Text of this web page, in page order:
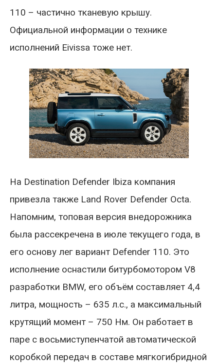
110 – частично тканевую крышу.
Официальной информации о технике
исполнений Eivissa тоже нет.
На Destination Defender Ibiza компания
привезла также Land Rover Defender Octa.
Напомним, топовая версия внедорожника
была рассекречена в июле текущего года, в
его основу лег вариант Defender 110. Это
исполнение оснастили битурбомотором V8
разработки BMW, его объём составляет 4,4
литра, мощность – 635 л.с., а максимальный
крутящий момент – 750 Нм. Он работает в
паре с восьмиступенчатой автоматической
коробкой передач в составе мягкогибридной